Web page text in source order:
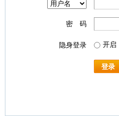
密 码
隐身登录 开启
登录